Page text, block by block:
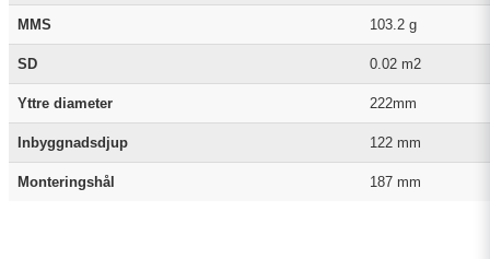
MMS 103.2 g
SD 0.02 m2
Yttre diameter 222mm
Inbyggnadsdjup 122 mm
Monteringshål 187 mm